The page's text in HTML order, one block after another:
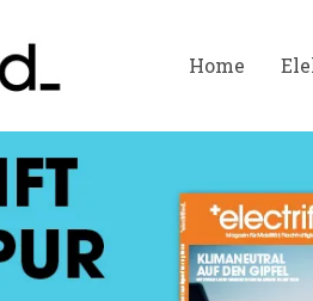
Home